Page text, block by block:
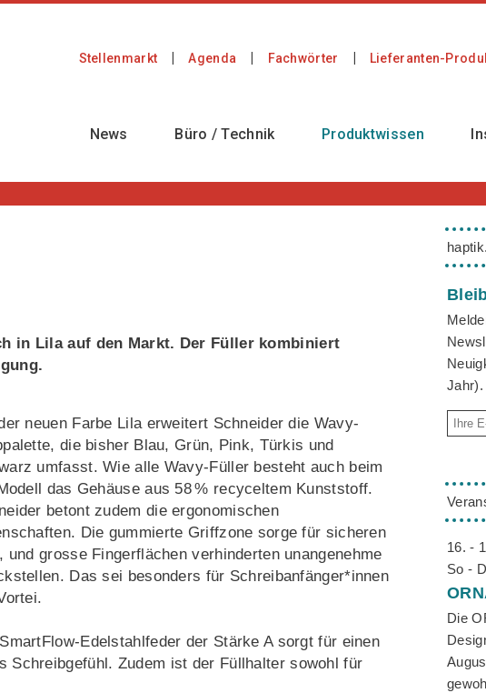
Stellenmarkt Agenda Fachwörter Lieferanten-
News Büro / Technik Produktwissen
in Lila auf den Markt. Der Füller kombiniert
neuen Farbe Lila erweitert Schneider die Wavy-
die bisher Blau, Grün, Pink, Türkis und
umfasst. Wie alle Wavy-Füller besteht auch beim
das Gehäuse aus 58 % recyceltem Kunststoff.
betont zudem die ergonomischen
Die gummierte Griffzone sorge für sicheren
und grosse Fingerflächen verhinderten unangenehme
Das sei besonders für Schreibanfänger*innen
Edelstahlfeder der Stärke A sorgt für einen
Schreibgefühl. Zudem ist der Füllhalter sowohl für
Jahr).
16. -
So -
Die